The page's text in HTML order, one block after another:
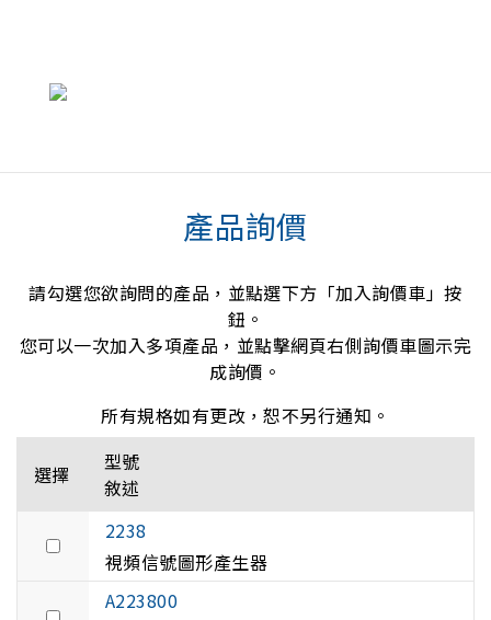
產品詢價
請勾選您欲詢問的產品，並點選下方「加入詢價車」按
鈕。
您可以一次加入多項產品，並點擊網頁右側詢價車圖示完
成詢價。
所有規格如有更改，恕不另行通知。
選擇
型號
敘述
2238
視頻信號圖形產生器
A223800